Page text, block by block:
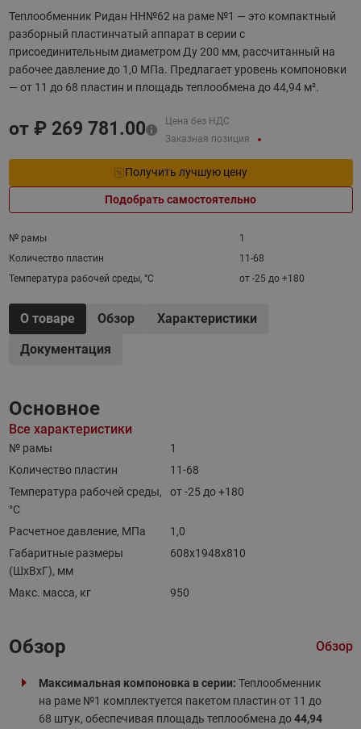
Теплообменник Ридан НН№62 на раме №1 — это компактный
разборный пластинчатый аппарат в серии с
присоединительным диаметром Ду 200 мм, рассчитанный на
рабочее давление до 1,0 МПа. Предлагает уровень компоновки
— от 11 до 68 пластин и площадь теплообмена до 44,94 м².
от ₽ 269 781.00
Цена без НДС
Заказная позиция
Получить лучшую цену
Подобрать самостоятельно
№ рамы
1
Количество пластин
11-68
Температура рабочей среды, °С
от -25 до +180
О товаре Обзор
Характеристики
Документация
Основное
Все характеристики
№ рамы
1
Количество пластин
11-68
Температура рабочей среды,
°С
от -25 до +180
Расчетное давление, МПа
1,0
Габаритные размеры
(ШхВхГ), мм
608х1948х810
Макс. масса, кг 950
Обзор Обзор
Максимальная компоновка в серии: Теплообменник
на раме №1 комплектуется пакетом пластин от 11 до
68 штук, обеспечивая площадь теплообмена до44,94